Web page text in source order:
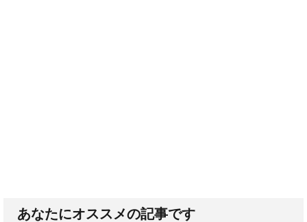
あなたにオススメの記事です